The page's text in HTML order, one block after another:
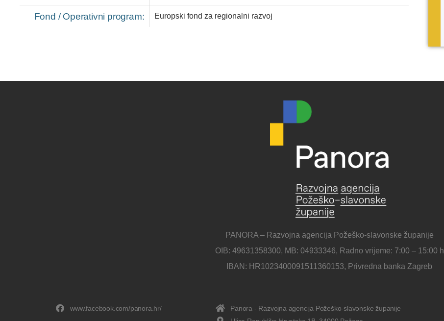
Fond / Operativni program: Europski fond za regionalni razvoj
PANORA – Razvojna agencija Požeško-slavonske županije
OIB: 49631358300, MB: 04933346, Radno vrijeme: 7:00 – 15:00 h
IBAN: HR1023400091511360153, Privredna banka Zagreb
www.facebook.com/panora.hr/
Panora - Razvojna agencija Požeško-slavonske županije